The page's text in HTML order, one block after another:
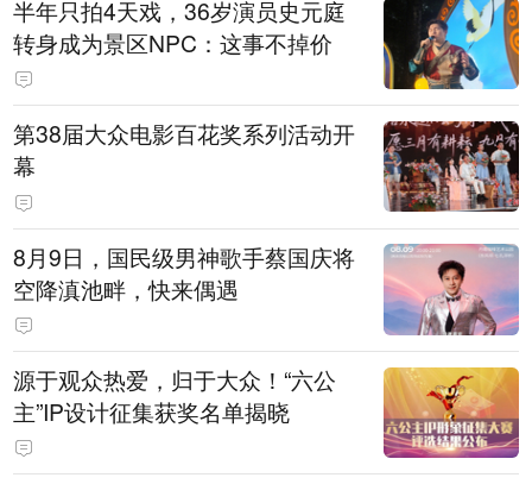
半年只拍4天戏，36岁演员史元庭
转身成为景区NPC：这事不掉价
第38届大众电影百花奖系列活动开
幕
8月9日，国民级男神歌手蔡国庆将
空降滇池畔，快来偶遇
源于观众热爱，归于大众！“六公
主”IP设计征集获奖名单揭晓